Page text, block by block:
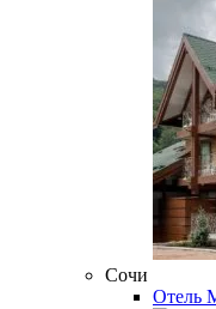
Сочи
Отель